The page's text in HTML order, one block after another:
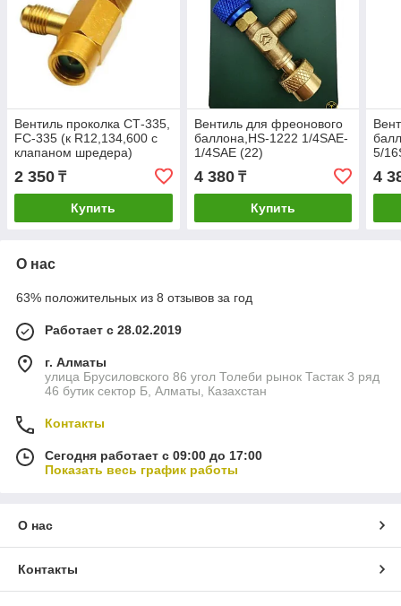
Вентиль проколка СТ-335,
FC-335 (к R12,134,600 с
клапаном шредера)
1/4"SAE
2 350 ₸
Купить
Вентиль для фреонового
баллона,HS-1222 1/4SAE-
1/4SAE (22)
4 380₸
Купить
5/
4
О нас
63% положительных из 8 отзывов за год
Работает с 28.02.2019
г. Алматы
улица Брусиловского 86 угол Толеби рынок Тастак 3 ряд
46 бутик сектор Б, Алматы, Казахстан
Контакты
Сегодня работает с 09:00 до 17:00
Показать весь график работы
О нас
Контакты